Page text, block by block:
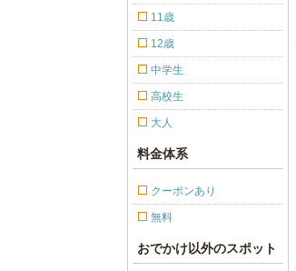
11歳
12歳
中学生
高校生
大人
料金体系
クーポンあり
無料
おでかけ以外のスポット